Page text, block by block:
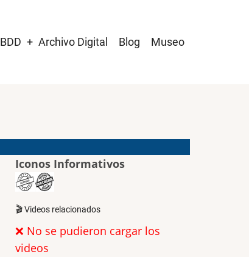
BDD Archivo Digital Blog Museo
Iconos Informativos
🎬 Videos relacionados
❌ No se pudieron cargar los
videos